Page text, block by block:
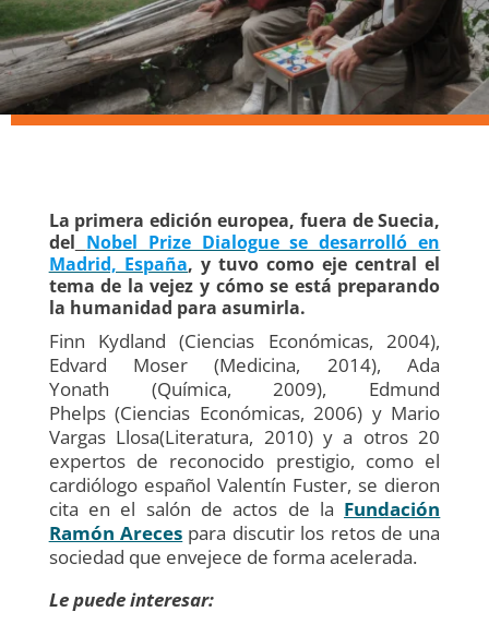
La primera edición europea, fuera de Suecia,
del Nobel Prize Dialogue se desarrolló en
Madrid, España, y tuvo como eje central el
tema de la vejez y cómo se está preparando
la humanidad para asumirla.
Finn Kydland (Ciencias Económicas, 2004),
Edvard Moser (Medicina, 2014), Ada
Yonath (Química, 2009), Edmund
Phelps (Ciencias Económicas, 2006) y Mario
Vargas Llosa(Literatura, 2010) y a otros 20
expertos de reconocido prestigio, como el
cardiólogo español Valentín Fuster, se dieron
cita en el salón de actos de la Fundación
Ramón Areces para discutir los retos de una
sociedad que envejece de forma acelerada.
Le puede interesar: